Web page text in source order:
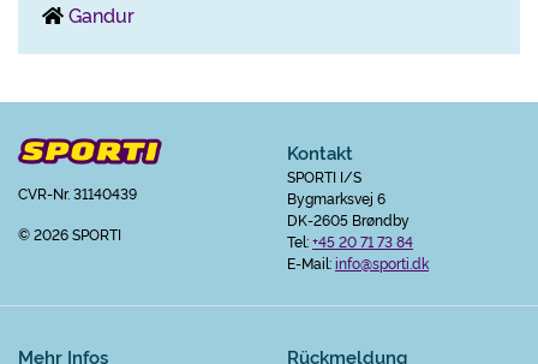
Gandur
CVR-Nr. 31140439
© 2026 SPORTI
Kontakt
SPORTI I/S
Bygmarksvej 6
DK-2605 Brøndby
Tel:+45 20 71 73 84
E-Mail:info@sporti.dk
Mehr Infos Rückmeldung